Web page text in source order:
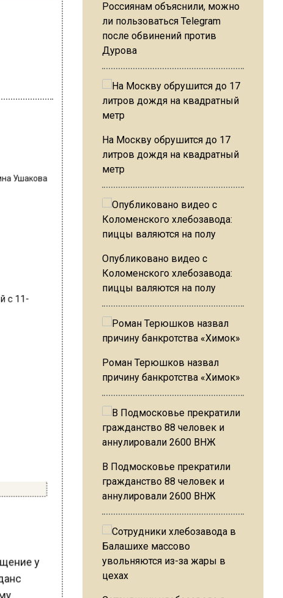
у
Россиянам объяснили, можно
ли пользоваться Telegram
после обвинений против
Дурова
На Москву обрушится до 17
литров дождя на квадратный
метр
Опубликовано видео с
Коломенского хлебозавода:
пиццы валяются на полу
Роман Терюшков назвал
причину банкротства «Химок»
В Подмосковье прекратили
гражданство 88 человек и
аннулировали 2600 ВНЖ